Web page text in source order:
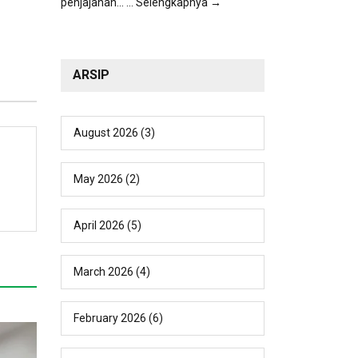
ARSIP
August 2026 (3)
May 2026 (2)
April 2026 (5)
March 2026 (4)
February 2026 (6)